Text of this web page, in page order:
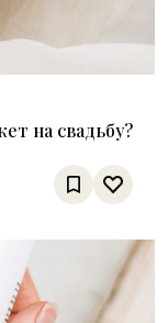
на свадьбу?